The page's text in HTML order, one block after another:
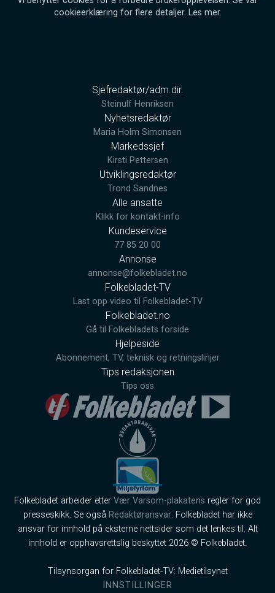
cookieerklæring for flere detaljer. Les mer.
Sjefredaktør/adm.dir.
Steinulf Henriksen
Nyhetsredaktør
Maria Holm Simonsen
Markedssjef
Kirsti Pettersen
Utviklingsredaktør
Trond Sandnes
Alle ansatte
Klikk for kontakt-info
Kundeservice
77 85 20 00
Annonse
annonse@folkebladet.no
Folkebladet-TV
Last opp video til Folkebladet-TV
Folkebladet.no
Gå til Folkebladets forside
Hjelpeside
Abonnement, TV, teknisk og retningslinjer
Tips redaksjonen
Tips oss
Folkebladet arbeider etter Vær Varsom-plakatens regler for god
presseskikk. Se også Redaktøransvar. Folkebladet har ikke
ansvar for innhold på eksterne nettsider som det lenkes til. Alt
innhold er opphavsrettslig beskyttet 2026 © Folkebladet.
Tilsynsorgan for Folkebladet-TV: Medietilsynet
INNSTILLINGER